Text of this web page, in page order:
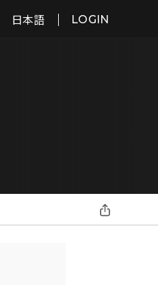
日本語 LOGIN